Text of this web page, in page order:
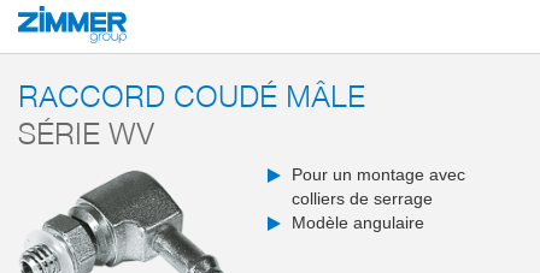
Démarrage Produits
RACCORD COUDÉ MÂLE
SÉRIE WV
Pour un montage avec
colliers de serrage
Modèle angulaire